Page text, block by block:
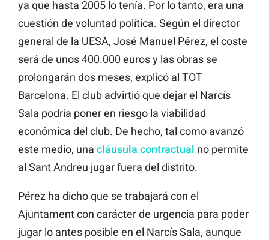
ya que hasta 2005 lo tenía. Por lo tanto, era una
cuestión de voluntad política. Según el director
general de la UESA, José Manuel Pérez, el coste
será de unos 400.000 euros y las obras se
prolongarán dos meses, explicó al TOT
Barcelona. El club advirtió que dejar el Narcís
Sala podría poner en riesgo la viabilidad
económica del club. De hecho, tal como avanzó
este medio, una cláusula contractual no permite
al Sant Andreu jugar fuera del distrito.
Pérez ha dicho que se trabajará con el
Ajuntament con carácter de urgencia para poder
jugar lo antes posible en el Narcís Sala, aunque